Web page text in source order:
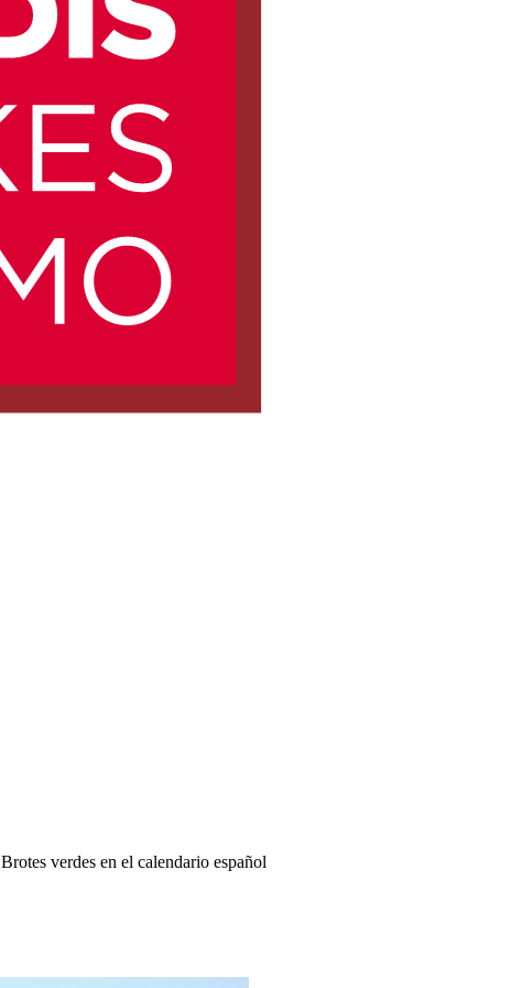
Brotes verdes en el calendario español